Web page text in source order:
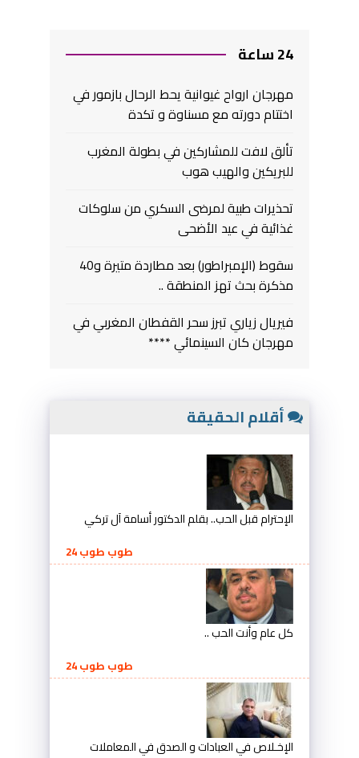
24 ساعة
مهرجان ارواح غيوانية يحط الرحال بازمور في
اختتام دورته مع مسناوة و تكدة
تألق لافت للمشاركين في بطولة المغرب
للبريكين والهيب هوب
تحذيرات طبية لمرضى السكري من سلوكات
غذائية في عيد الأضحى
سقوط (الإمبراطور) بعد مطاردة متيرة و40
مذكرة بحث تهز المنطقة ..
فيريال زياري تبرز سحر القفطان المغربي في
مهرجان كان السينمائي ****
أقلام الحقيقة
الإحترام قبل الحب.. بقلم الدكتور أسامة آل تركي
طوب طوب 24
كل عام وأنت الحب ..
طوب طوب 24
الإخـلاص في العبادات و الصدق في المعاملات